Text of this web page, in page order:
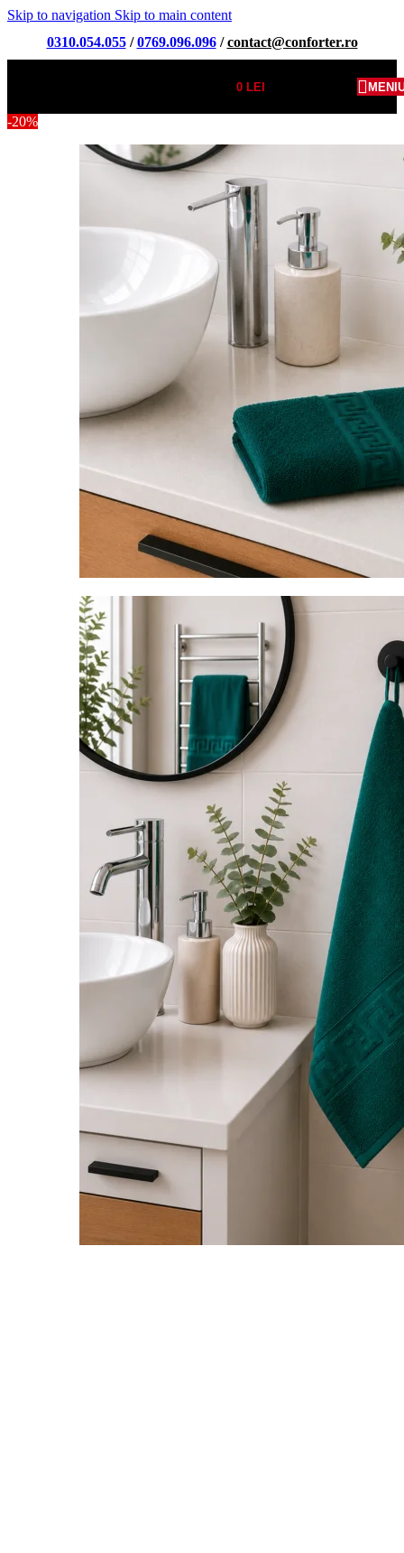
Skip to navigation Skip to main content
0310.054.055/0769.096.096/contact@conforter.ro
0LEI
-20%